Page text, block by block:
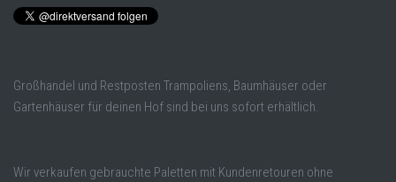
Großhandel und Restposten Trampoliens, Baumhäuser oder
Gartenhäuser für deinen Hof sind bei uns sofort erhältlich.
Wir verkaufen gebrauchte Paletten mit Kundenretouren ohne